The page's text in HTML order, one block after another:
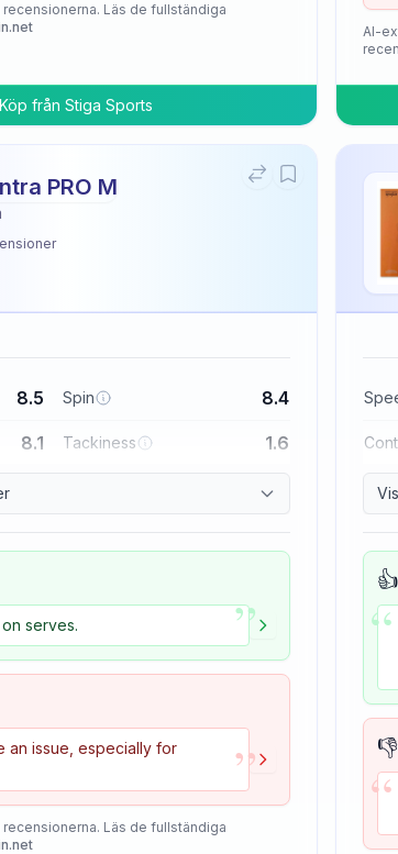
Läs de fullständiga
Köp från Stiga Sports
AI-
PRO M
8.5 Spin 8.4
8.1 Tackiness 1.6
serves. ”
an issue, especially for
”
Läs de fullständiga
👍
“
👎
“